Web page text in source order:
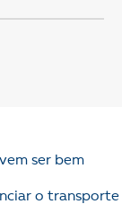
ser bem
o